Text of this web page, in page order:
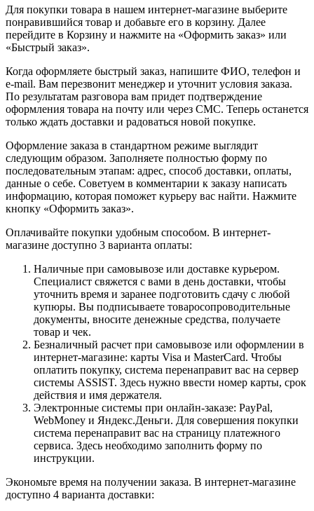
Для покупки товара в нашем интернет-магазине выберите
понравившийся товар и добавьте его в корзину. Далее
перейдите в Корзину и нажмите на «Оформить заказ» или
«Быстрый заказ».
Когда оформляете быстрый заказ, напишите ФИО, телефон и
e-mail. Вам перезвонит менеджер и уточнит условия заказа.
По результатам разговора вам придет подтверждение
оформления товара на почту или через СМС. Теперь останется
только ждать доставки и радоваться новой покупке.
Оформление заказа в стандартном режиме выглядит
следующим образом. Заполняете полностью форму по
последовательным этапам: адрес, способ доставки, оплаты,
данные о себе. Советуем в комментарии к заказу написать
информацию, которая поможет курьеру вас найти. Нажмите
кнопку «Оформить заказ».
Оплачивайте покупки удобным способом. В интернет-
магазине доступно 3 варианта оплаты:
Наличные при самовывозе или доставке курьером.
Специалист свяжется с вами в день доставки, чтобы
уточнить время и заранее подготовить сдачу с любой
купюры. Вы подписываете товаросопроводительные
документы, вносите денежные средства, получаете
товар и чек.
Безналичный расчет при самовывозе или оформлении в
интернет-магазине: карты Visa и MasterCard. Чтобы
оплатить покупку, система перенаправит вас на сервер
системы ASSIST. Здесь нужно ввести номер карты, срок
действия и имя держателя.
Электронные системы при онлайн-заказе: PayPal,
WebMoney и Яндекс.Деньги. Для совершения покупки
система перенаправит вас на страницу платежного
сервиса. Здесь необходимо заполнить форму по
инструкции.
Экономьте время на получении заказа. В интернет-магазине
доступно 4 варианта доставки: